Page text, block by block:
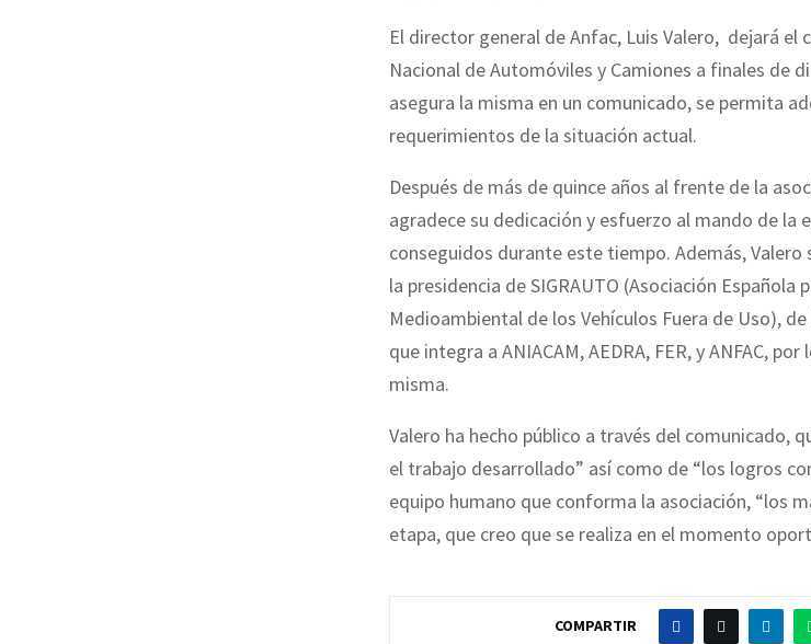
El director general de Anfac, Luis Valero, dejará el
Nacional de Automóviles y Camiones a finales de
asegura la misma en un comunicado, se permita
requerimientos de la situación actual.
Después de más de quince años al frente de la
agradece su dedicación y esfuerzo al mando de la
conseguidos durante este tiempo. Además, Valero
la presidencia de SIGRAUTO (Asociación Española
Medioambiental de los Vehículos Fuera de Uso),
que integra a ANIACAM, AEDRA, FER, y ANFAC,
misma.
Valero ha hecho público a través del comunicado,
el trabajo desarrollado” así como de “los logros
equipo humano que conforma la asociación, “los
etapa, que creo que se realiza en el momento
COMPARTIR